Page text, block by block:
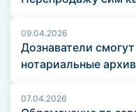
09.04.2026
Дознаватели
нотариальные
07.04.2026